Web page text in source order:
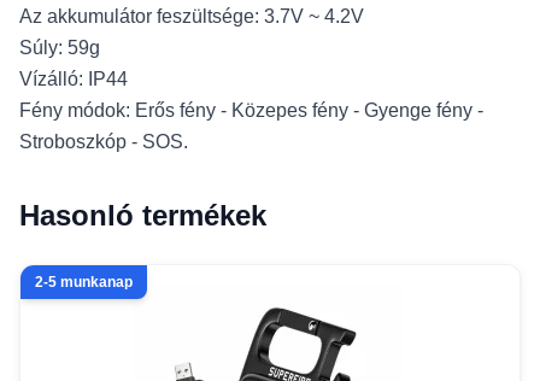
Az akkumulátor feszültsége: 3.7V ~ 4.2V
Súly: 59g
Vízálló: IP44
Fény módok: Erős fény - Közepes fény - Gyenge fény -
Stroboszkóp - SOS.
Hasonló termékek
2-5 munkanap